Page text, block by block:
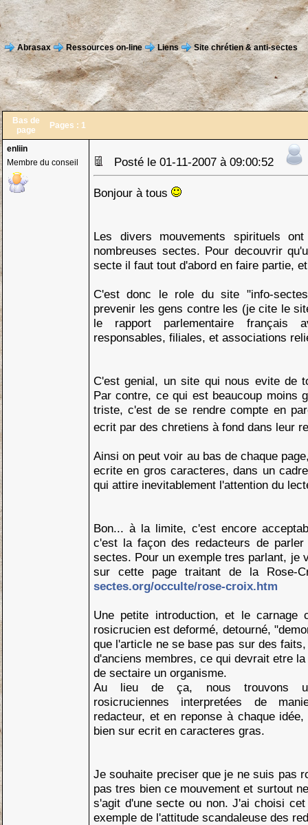
Abrasax Ressources on-line Liens Site chrétien & anti-sectes
Bas de
page
Pages : 1
enliin
Membre du conseil
Posté le 01-11-2007 à 09:00:52
Bonjour à tous
Les divers mouvements spirituels
nombreuses sectes. Pour decouvrir
secte il faut tout d'abord en faire partie,
C'est donc le role du site "info-
prevenir les gens contre les (je cite le
le rapport parlementaire français
responsables, filiales, et associations
C'est genial, un site qui nous evite de
Par contre, ce qui est beaucoup moins
triste, c'est de se rendre compte en
ecrit par des chretiens à fond dans leur
Ainsi on peut voir au bas de chaque
ecrite en gros caracteres, dans un
qui attire inevitablement l'attention du
Bon... à la limite, c'est encore
c'est la façon des redacteurs de
sectes. Pour un exemple tres parlant, je
sur cette page traitant de la Rose-
sectes.org/occulte/rose-croix.htm
Une petite introduction, et le carnage
rosicrucien est deformé, detourné,
que l'article ne se base pas sur des
d'anciens membres, ce qui devrait etre
de sectaire un organisme.
Au lieu de ça, nous trouvons
rosicruciennes interpretées de
redacteur, et en reponse à chaque
bien sur ecrit en caracteres gras.
Je souhaite preciser que je ne suis pas
pas tres bien ce mouvement et surtout
s'agit d'une secte ou non. J'ai choisi
exemple de l'attitude scandaleuse des